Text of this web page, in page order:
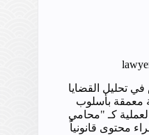
تحليل القضايا
معمقة بأسلوب
كـ "محامي
محتوى قانونياً